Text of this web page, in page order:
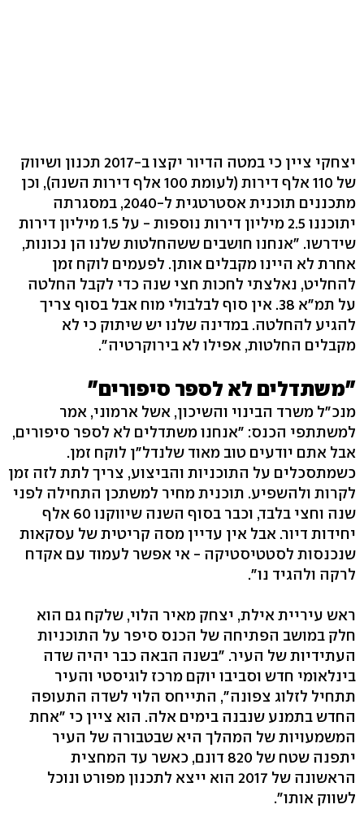
יצחקי ציין כי במטה הדיור יקצו ב-2017 תכנון ושיווק
של 110 אלף דירות (לעומת 100 אלף דירות השנה), וכן
מתכננים תוכנית אסטרטגית ל-2040, במסגרתה
יתוכננו 2.5 מיליון דירות נוספות - על 1.5 מיליון דירות
שידרשו. "אנחנו חושבים ששהחלטות שלנו הן נכונות,
אחרת לא היינו מקבלים אותן. לפעמים לוקח זמן
להחליט, נאלצתי לחכות חצי שנה כדי לקבל החלטה
על תמ"א 38. אין סוף לבלבולי מוח אבל בסוף צריך
להגיע להחלטה. במדינה שלנו יש שיתוק כי לא
מקבלים החלטות, אפילו לא בירוקרטיה".
"משתדלים לא לספר סיפורים"
מנכ"ל משרד הבינוי והשיכון, אשל ארמוני, אמר
למשתתפי הכנס: "אנחנו משתדלים לא לספר סיפורים,
אבל אתם יודעים טוב מאוד שלנדל"ן לוקח זמן.
כשמתסכלים על התוכניות והביצוע, צריך לתת לזה זמן
לקרות ולהשפיע. תוכנית מחיר למשתכן התחילה לפני
שנה וחצי בלבד, וכבר בסוף השנה שיווקנו 60 אלף
יחידות דיור. אבל אין עדיין מסה קריטית של עסקאות
שנכנסות לסטטיסטיקה - אי אפשר לעמוד עם אקדח
לרקה ולהגיד נו".
ראש עיריית אילת, יצחק מאיר הלוי, שלקח גם הוא
חלק במושב הפתיחה של הכנס סיפר על התוכניות
העתידיות של העיר. "בשנה הבאה כבר יהיה שדה
בינלאומי חדש וסביבו יוקם מרכז לוגיסטי והעיר
תתחיל לזלוג צפונה", התייחס הלוי לשדה התעופה
החדש בתמנע שנבנה בימים אלה. הוא ציין כי "אחת
המשמעויות של המהלך היא שבטבורה של העיר
יתפנה שטח של 820 דונם, כאשר עד המחצית
הראשונה של 2017 הוא ייצא לתכנון מפורט ונוכל
לשווק אותו".